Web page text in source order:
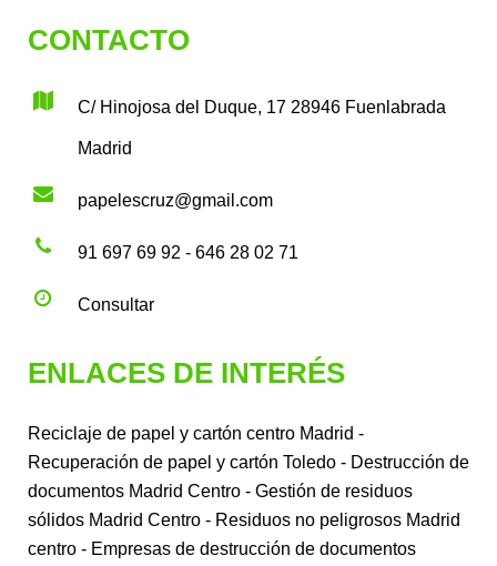
CONTACTO
C/ Hinojosa del Duque, 17 28946 Fuenlabrada
Madrid
papelescruz@gmail.com
91 697 69 92 - 646 28 02 71
Consultar
ENLACES DE INTERÉS
Reciclaje de papel y cartón centro Madrid -
Recuperación de papel y cartón Toledo - Destrucción de
documentos Madrid Centro - Gestión de residuos
sólidos Madrid Centro - Residuos no peligrosos Madrid
centro - Empresas de destrucción de documentos